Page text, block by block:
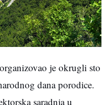
je okrugli sto
dana porodice.
saradnja u